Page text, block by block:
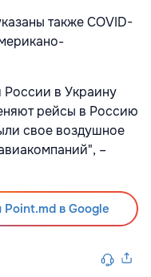
также COVID-
в Украину
рейсы в Россию
свое воздушное
–
Point.md в Google